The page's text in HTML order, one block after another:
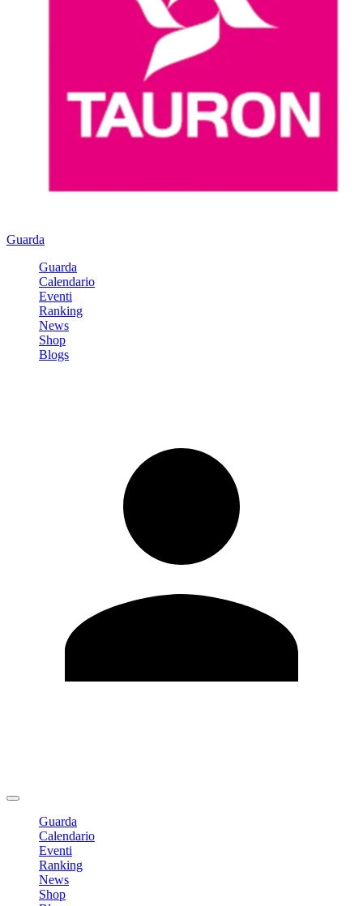
Guarda
Guarda
Calendario
Eventi
Ranking
News
Shop
Blogs
Guarda
Calendario
Eventi
Ranking
News
Shop